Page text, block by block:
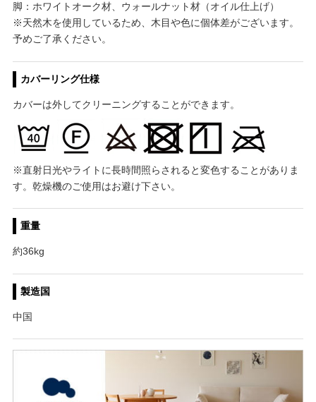
脚：ホワイトオーク材、ウォールナット材（オイル仕上げ）
※天然木を使用しているため、木目や色に個体差がございます。
予めご了承ください。
カバーリング仕様
カバーは外してクリーニングすることができます。
※直射日光やライトに長時間照らされると変色することがありま
す。乾燥機のご使用はお避け下さい。
重量
約36kg
製造国
中国